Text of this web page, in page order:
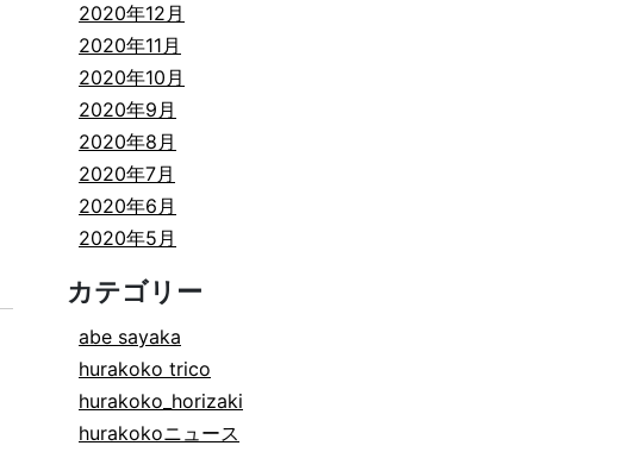
2020年12月
2020年11月
2020年10月
2020年9月
2020年8月
2020年7月
2020年6月
2020年5月
カテゴリー
abe sayaka
hurakoko trico
hurakoko_horizaki
hurakokoニュース